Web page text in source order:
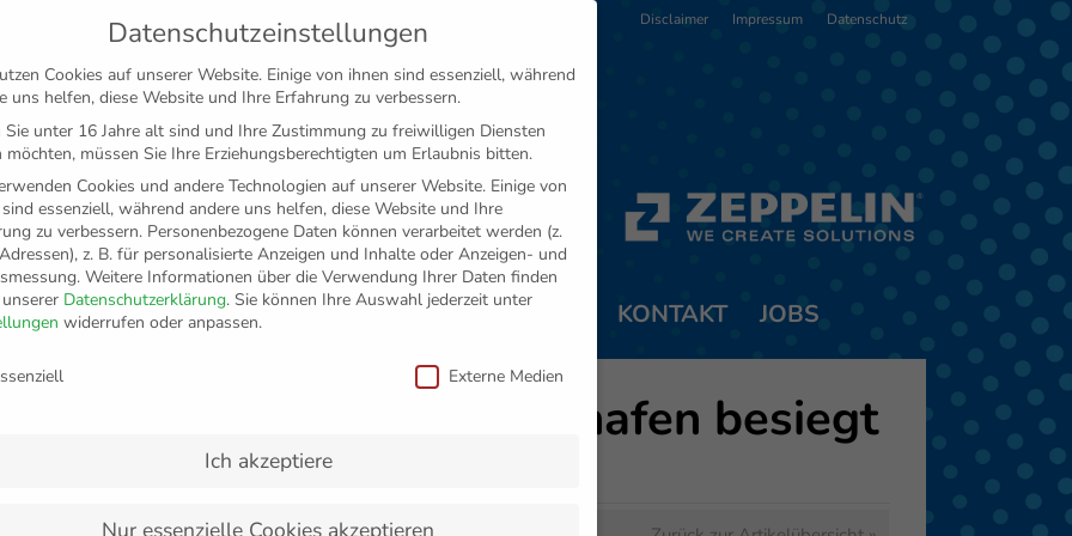
Disclaimer Impressum Datenschutz
FANSHOP VFB MEDIEN PARTNER KONTAKT JOBS
Auftritt – Friedrichshafen besiegt
mit 4:0
Datenschutzeinstellungen
Cookies auf unserer Website. Einige von ihnen sind essenziell, während
uns helfen, diese Website und Ihre Erfahrung zu verbessern.
Sie unter 16 Jahre alt sind und Ihre Zustimmung zu freiwilligen Diensten
möchten, müssen Sie Ihre Erziehungsberechtigten um Erlaubnis bitten.
Cookies und andere Technologien auf unserer Website. Einige von
essenziell, während andere uns helfen, diese Website und Ihre
zu verbessern. Personenbezogene Daten können verarbeitet werden (z.
z. B. für personalisierte Anzeigen und Inhalte oder Anzeigen- und
Weitere Informationen über die Verwendung Ihrer Daten finden
Datenschutzerklärung. Sie können Ihre Auswahl jederzeit unter
widerrufen oder anpassen.
Externe Medien
Ich akzeptiere
Nur essenzielle Cookies akzeptieren